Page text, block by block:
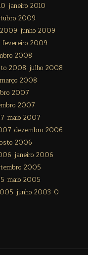
janeiro 2010
2009
junho 2009
fevereiro 2009
2008
2008 julho 2008
março 2008
2007
2007
maio 2007
dezembro 2006
2006
janeiro 2006
2005
maio 2005
junho 2003 0